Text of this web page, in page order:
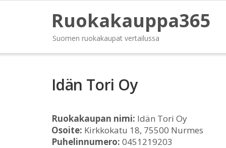
Ruokakauppa365
Suomen ruokakaupat vertailussa
Idän Tori Oy
Ruokakaupan nimi: Idän Tori Oy
Osoite: Kirkkokatu 18, 75500 Nurmes
Puhelinnumero: 0451219203